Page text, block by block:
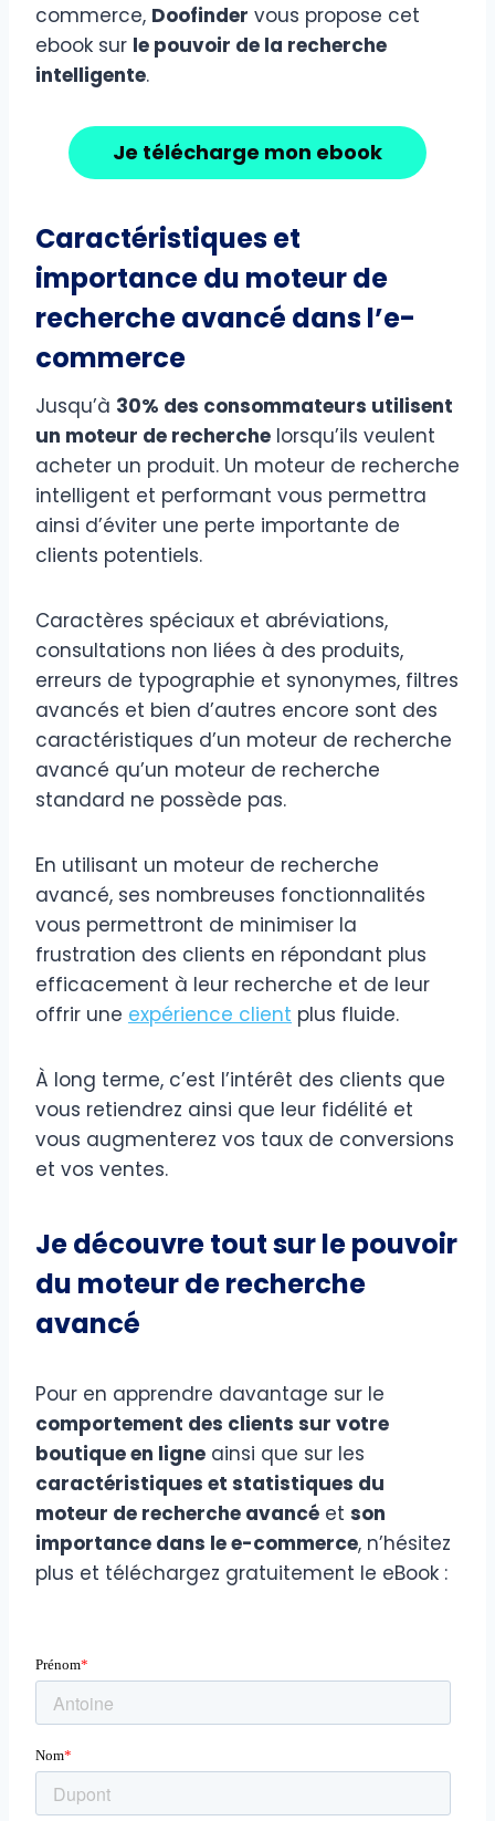
commerce, Doofinder vous propose cet
ebook sur le pouvoir de la recherche
intelligente.
Je télécharge mon ebook
Caractéristiques et
importance du moteur de
recherche avancé dans l’e-
commerce
Jusqu’à 30% des consommateurs utilisent
un moteur de recherche lorsqu’ils veulent
acheter un produit. Un moteur de recherche
intelligent et performant vous permettra
ainsi d’éviter une perte importante de
clients potentiels.
Caractères spéciaux et abréviations,
consultations non liées à des produits,
erreurs de typographie et synonymes, filtres
avancés et bien d’autres encore sont des
caractéristiques d’un moteur de recherche
avancé qu’un moteur de recherche
standard ne possède pas.
En utilisant un moteur de recherche
avancé, ses nombreuses fonctionnalités
vous permettront de minimiser la
frustration des clients en répondant plus
efficacement à leur recherche et de leur
offrir une expérience client plus fluide.
À long terme, c’est l’intérêt des clients que
vous retiendrez ainsi que leur fidélité et
vous augmenterez vos taux de conversions
et vos ventes.
Je découvre tout sur le pouvoir
du moteur de recherche
avancé
Pour en apprendre davantage sur le
comportement des clients sur votre
boutique en ligne ainsi que sur les
caractéristiques et statistiques du
moteur de recherche avancé et son
importance dans le e-commerce, n’hésitez
plus et téléchargez gratuitement le eBook :